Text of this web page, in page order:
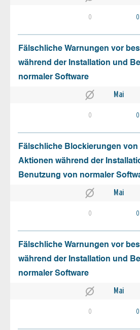
0 0
Fälschliche Warnungen vor
während der Installation und
normaler Software
Mai
0 0
Fälschliche Blockierungen von
Aktionen während der
Benutzung von normaler
Mai
0 0
Fälschliche Warnungen vor
während der Installation und
normaler Software
Mai
0 0